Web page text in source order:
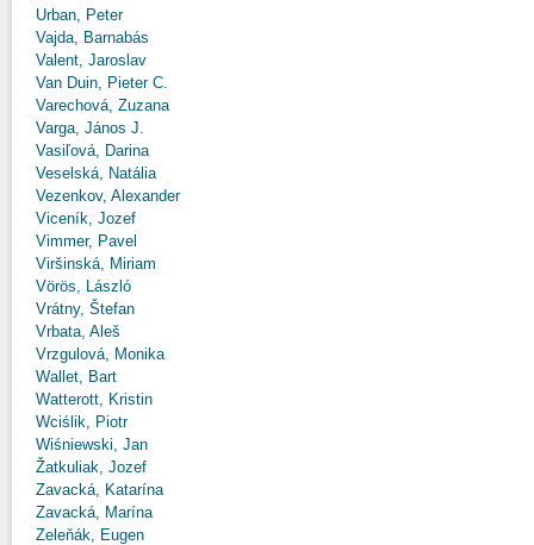
Urban, Peter
Vajda, Barnabás
Valent, Jaroslav
Van Duin, Pieter C.
Varechová, Zuzana
Varga, János J.
Vasiľová, Darina
Veselská, Natália
Vezenkov, Alexander
Viceník, Jozef
Vimmer, Pavel
Viršinská, Miriam
Vörös, László
Vrátny, Štefan
Vrbata, Aleš
Vrzgulová, Monika
Wallet, Bart
Watterott, Kristin
Wciślik, Piotr
Wiśniewski, Jan
Žatkuliak, Jozef
Zavacká, Katarína
Zavacká, Marína
Zeleňák, Eugen